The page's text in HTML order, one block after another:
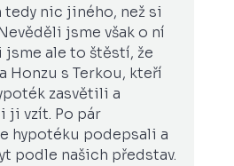
jiného, než si
však o ní
to štěstí, že
Terkou, kteří
a
pár
podepsali a
představ.